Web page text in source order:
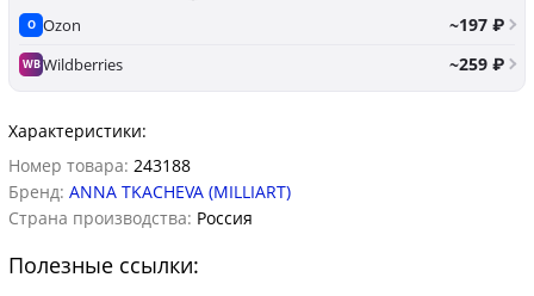
O Ozon ~197 ₽
WBWildberries ~259 ₽
Характеристики:
Номер товара: 243188
Бренд: ANNA TKACHEVA (MILLIART)
Страна производства: Россия
Полезные ссылки: